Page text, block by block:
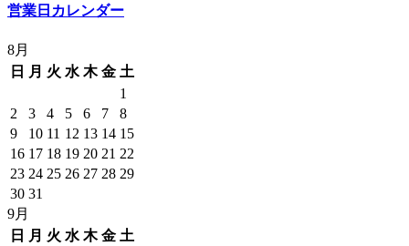
営業日カレンダー
8月
日
月 火 水 木 金 土
1
2
3 4 5 6 7
8
9
10 11 12 13 14 15
16 17 18 19 20 21 22
23 24 25 26 27 28 29
30 31
9月
日
月 火 水 木 金 土